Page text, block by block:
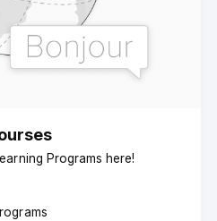
Programs here!